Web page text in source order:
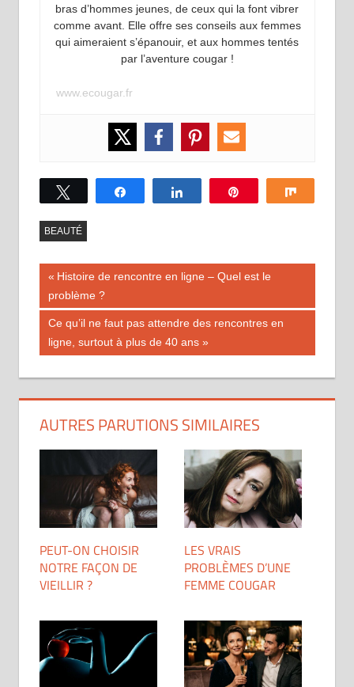
bras d’hommes jeunes, de ceux qui la font vibrer
comme avant. Elle offre ses conseils aux femmes
qui aimeraient s’épanouir, et aux hommes tentés
par l’aventure cougar !
www.ecougar.fr
Tweetez Partagez Partagez
BEAUTÉ
Navigation
de
l’article
Publication
précédente :
Histoire de rencontre en ligne – Quel est le
problème ?
Publication
suivante :
Ce qu’il ne faut pas attendre des rencontres en
ligne, surtout à plus de 40 ans
AUTRES PARUTIONS SIMILAIRES
PEUT-ON CHOISIR
NOTRE FAÇON DE
VIEILLIR ?
LES VRAIS
PROBLÈMES D’UNE
FEMME COUGAR